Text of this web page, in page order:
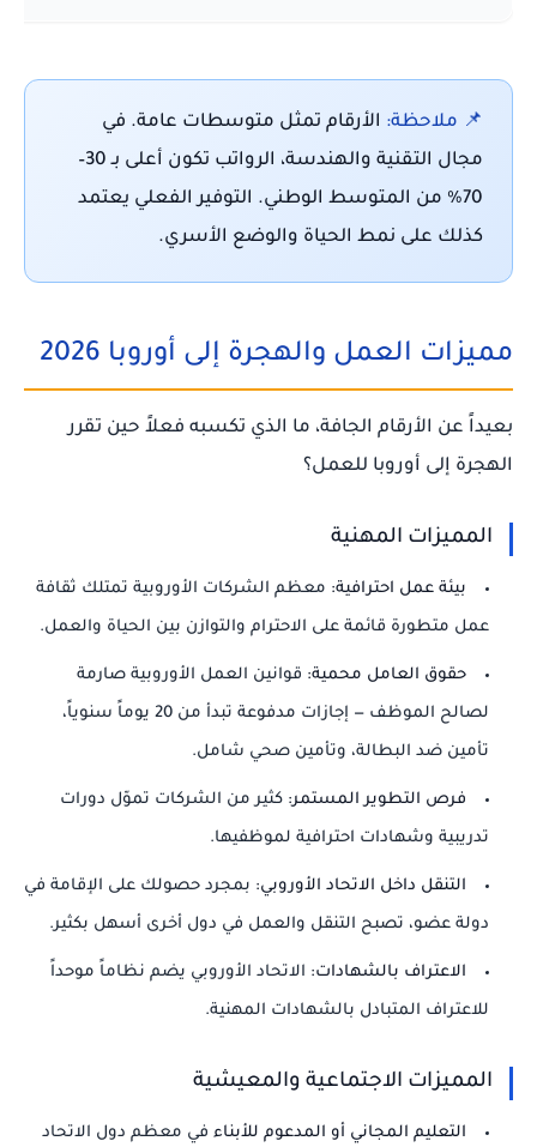
📌 ملاحظة: الأرقام تمثل متوسطات عامة. في
مجال التقنية والهندسة، الرواتب تكون أعلى بـ 30–
70% من المتوسط الوطني. التوفير الفعلي يعتمد
كذلك على نمط الحياة والوضع الأسري.
مميزات العمل والهجرة إلى أوروبا 2026
بعيداً عن الأرقام الجافة، ما الذي تكسبه فعلاً حين تقرر
الهجرة إلى أوروبا للعمل؟
المميزات المهنية
بيئة عمل احترافية: معظم الشركات الأوروبية تمتلك ثقافة
عمل متطورة قائمة على الاحترام والتوازن بين الحياة والعمل.
حقوق العامل محمية: قوانين العمل الأوروبية صارمة
لصالح الموظف — إجازات مدفوعة تبدأ من 20 يوماً سنوياً،
تأمين ضد البطالة، وتأمين صحي شامل.
فرص التطوير المستمر: كثير من الشركات تموّل دورات
تدريبية وشهادات احترافية لموظفيها.
التنقل داخل الاتحاد الأوروبي: بمجرد حصولك على الإقامة في
دولة عضو، تصبح التنقل والعمل في دول أخرى أسهل بكثير.
الاعتراف بالشهادات: الاتحاد الأوروبي يضم نظاماً موحداً
للاعتراف المتبادل بالشهادات المهنية.
المميزات الاجتماعية والمعيشية
التعليم المجاني أو المدعوم للأبناء في معظم دول الاتحاد